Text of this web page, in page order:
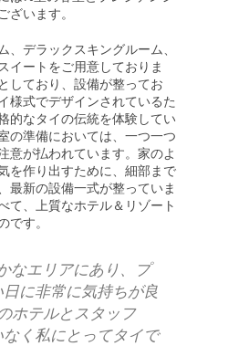
ざいます。
、デラックスキングルーム、
イートをご用意しておりま
しており、設備が整ってお
様式でデザインされているた
的なタイの伝統を体験してい
の準備においては、一つ一つ
意が払われています。家のよ
を作り出すために、細部まで
最新の設備一式が整っていま
て、上質なホテル＆リゾート
です。
なエリアにあり、プ
日に非常に気持ちが良
ホテルとスタッフ
く私にとってタイで